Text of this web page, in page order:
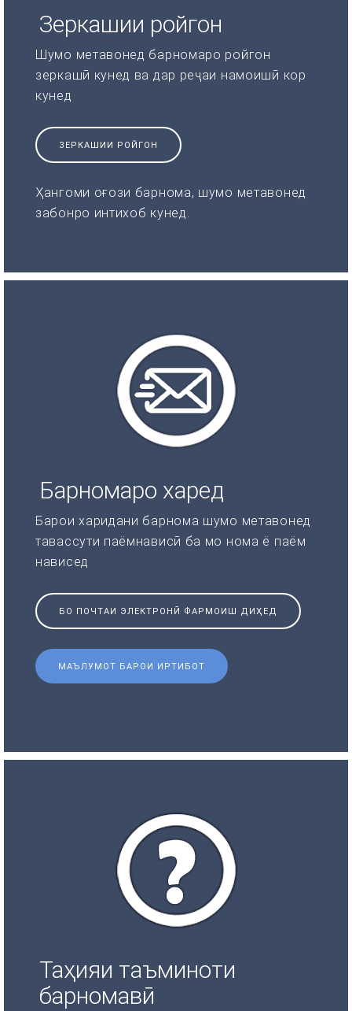
Зеркашии ройгон
Шумо метавонед барномаро ройгон
зеркашӣ кунед ва дар реҷаи намоишӣ кор
кунед
ЗЕРКАШИИ РОЙГОН
Ҳангоми оғози барнома, шумо метавонед
забонро интихоб кунед.
Барномаро харед
Барои харидани барнома шумо метавонед
тавассути паёмнависӣ ба мо нома ё паём
нависед
БО ПОЧТАИ ЭЛЕКТРОНӢ ФАРМОИШ ДИҲЕД
МАЪЛУМОТ БАРОИ ИРТИБОТ
Таҳияи таъминоти
барномавӣ